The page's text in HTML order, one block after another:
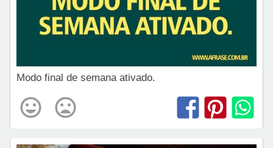
Modo final de semana ativado.